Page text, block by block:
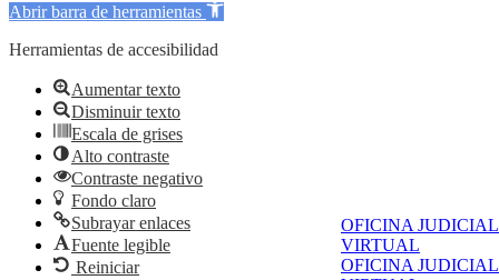
OFICINA JUDICIAL
VIRTUAL
OFICINA JUDICIAL
Abrir barra de herramientas
Herramientas de accesibilidad
Aumentar texto
Disminuir texto
Escala de grises
Alto contraste
Contraste negativo
Fondo claro
Subrayar enlaces
Fuente legible
Reiniciar